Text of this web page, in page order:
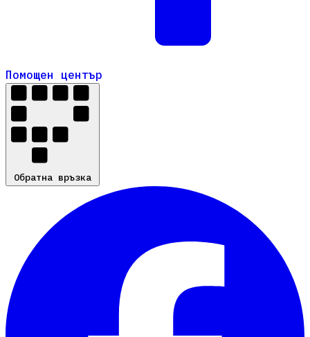
Помощен център
Помощен център
Обратна връзка
Обратна връзка